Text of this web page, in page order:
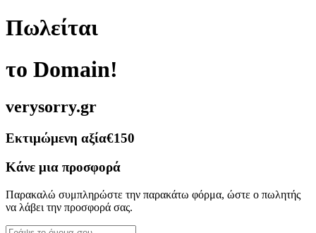
Πωλείται
το Domain!
verysorry.gr
Εκτιμώμενη αξία€150
Κάνε μια προσφορά
Παρακαλώ συμπληρώστε την παρακάτω φόρμα, ώστε ο πωλητής
να λάβει την προσφορά σας.